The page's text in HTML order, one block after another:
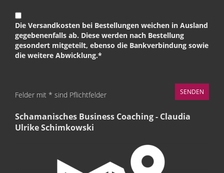
Die Versandkosten bei Bestellungen weichen in Ausland
gegebenenfalls ab. Diese werden nach Bestellung
gesondert mitgeteilt, ebenso die Bankverbindung sowie
die weitere Abwicklung.*
Felder mit * sind Pflichtfelder
Schamanisches Business Coaching - Claudia
Ulrike Schimkowski